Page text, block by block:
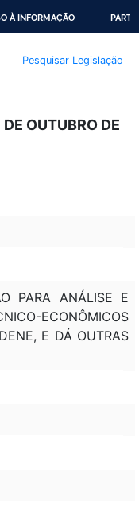
À INFORMAÇÃO
Pesquisar Legislação
OUTUBRO DE
PARA ANÁLISE E
ECONÔMICOS
E DÁ OUTRAS